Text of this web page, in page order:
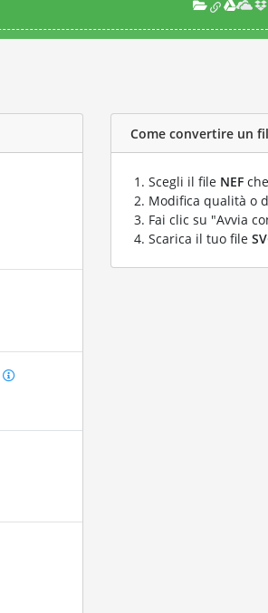
Come convertire un
Scegli il file NEF
Modifica qualità o
Fai clic su "Avvia
Scarica il tuo file